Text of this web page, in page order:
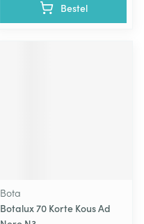
Bestel
Bota
Botalux 70 Korte Kous Ad